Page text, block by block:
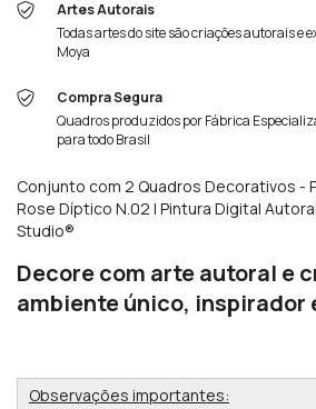
Artes Autorais
Todas artes do site são criações autorais e
Moya
Compra Segura
Quadros produzidos por Fábrica
para todo Brasil
Conjunto com 2 Quadros Decorativos -
Rose Díptico N.02 | Pintura Digital
Studio®
Decore com arte autoral e
ambiente único, inspirador
Observações importantes: